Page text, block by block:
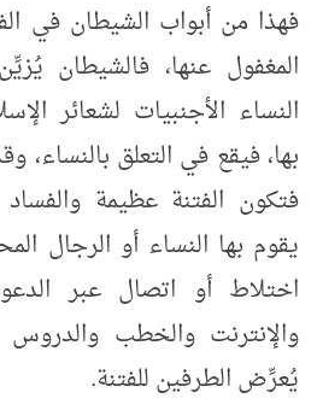
فهذا من أبواب الشيطان في
المغفول عنها، فالشيطان
النساء الأجنبيات لشعائر
بها، فيقع في التعلق بالنساء،
فتكون الفتنة عظيمة
يقوم بها النساء أو الرجال
اختلاط أو اتصال عبر
والإنترنت والخطب
يُعرِّض الطرفين للفتنة.